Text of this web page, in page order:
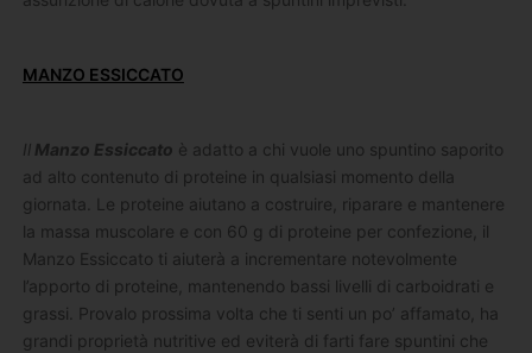
MANZO ESSICCATO
IlManzo Essiccato è adatto a chi vuole uno spuntino saporito
ad alto contenuto di proteine ​​in qualsiasi momento della
giornata. Le proteine aiutano a costruire, riparare e mantenere
la massa muscolare e con 60 g di proteine ​​per confezione, il
Manzo Essiccato ti aiuterà a incrementare notevolmente
l’apporto di proteine, mantenendo bassi livelli di carboidrati e
grassi. Provalo prossima volta che ti senti un po’ affamato, ha
grandi proprietà nutritive ed eviterà di farti fare spuntini che